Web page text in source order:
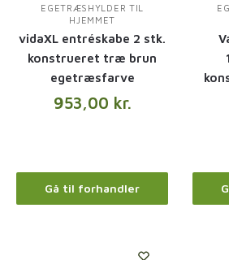
EGETRÆSHYLDER TIL
HJEMMET
vidaXL entréskabe 2 stk.
konstrueret træ brun
egetræsfarve
953,00 kr.
Gå til forhandler